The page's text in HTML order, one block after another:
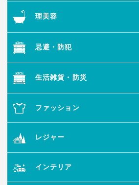
理美容
忌避・防犯
生活雑貨・防災
ファッション
レジャー
インテリア